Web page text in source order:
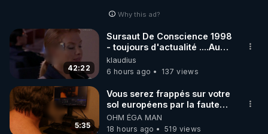
Why this ad?
42:22
Sursaut De Conscience 1998
- toujours d'actualité ....Au
Dela Du Réel
klaudius
6 hours ago
137 views
5:35
Vous serez frappés sur votre
sol européens par la faute
des dirigeants qui s'en
mettent dans le nez
OHM ÉGA MAN
18 hours ago
519 views